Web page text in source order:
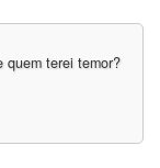
quem terei temor?